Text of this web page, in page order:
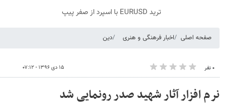
ترید EURUSD با اسپرد از صفر پیپ
صفحه اصلی اخبار فرهنگی و هنری دین
۰ نفر ۱۵ دی ۱۳۹۶ - ۰۷:۱۲
نرم افزار آثار شهید صدر رونمایی شد